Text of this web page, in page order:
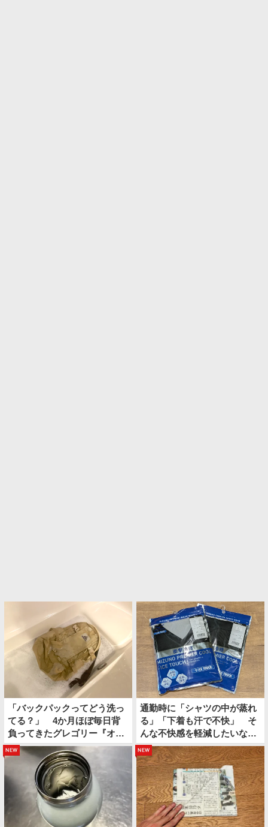
「バックパックってどう洗っ
てる？」 4か月ほぼ毎日背
負ってきたグレゴリー『オー
ルデイ』を…
通勤時に「シャツの中が蒸れ
る」「下着も汗で不快」 そ
んな不快感を軽減したいなら
上下コレにしてみたら？
new new